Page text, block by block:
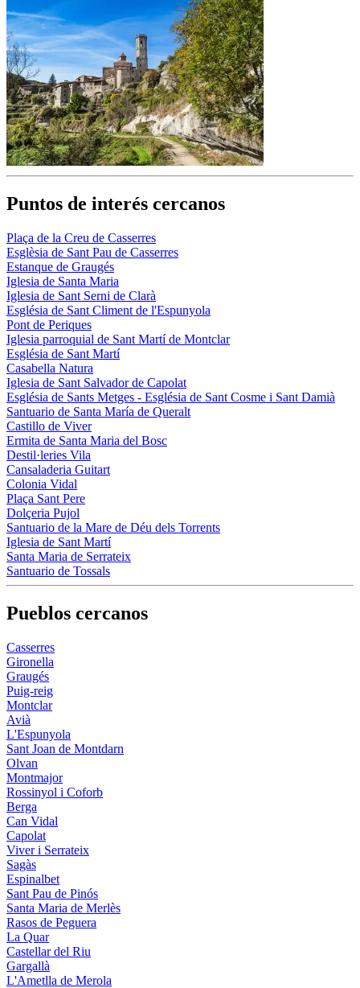
Puntos de interés cercanos
Plaça de la Creu de Casserres
Esglèsia de Sant Pau de Casserres
Estanque de Graugés
Iglesia de Santa Maria
Iglesia de Sant Serni de Clarà
Església de Sant Climent de l'Espunyola
Pont de Periques
Iglesia parroquial de Sant Martí de Montclar
Església de Sant Martí
Casabella Natura
Iglesia de Sant Salvador de Capolat
Església de Sants Metges - Església de Sant Cosme i Sant Damià
Santuario de Santa María de Queralt
Castillo de Viver
Ermita de Santa Maria del Bosc
Destil·leries Vila
Cansaladeria Guitart
Colonia Vidal
Plaça Sant Pere
Dolçeria Pujol
Santuario de la Mare de Déu dels Torrents
Iglesia de Sant Martí
Santa Maria de Serrateix
Santuario de Tossals
Pueblos cercanos
Casserres
Gironella
Graugés
Puig-reig
Montclar
Avià
L'Espunyola
Sant Joan de Montdarn
Olvan
Montmajor
Rossinyol i Coforb
Berga
Can Vidal
Capolat
Viver i Serrateix
Sagàs
Espinalbet
Sant Pau de Pinós
Santa Maria de Merlès
Rasos de Peguera
La Quar
Castellar del Riu
Gargallà
L'Ametlla de Merola